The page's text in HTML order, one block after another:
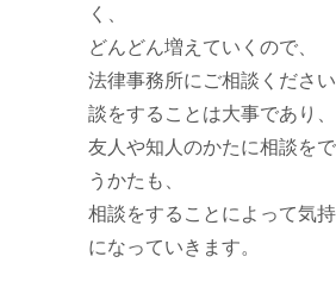
く、
どんどん増えていくので、
法律事務所にご相談くださ
談をすることは大事であり、
友人や知人のかたに相談を
うかたも、
相談をすることによって気
になっていきます。